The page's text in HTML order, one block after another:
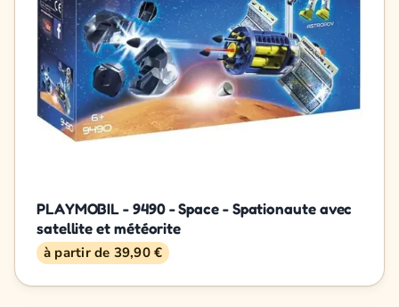
PLAYMOBIL - 9490 - Space - Spationaute avec
satellite et météorite
à partir de 39,90 €